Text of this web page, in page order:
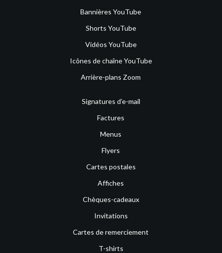
Bannières YouTube
Shorts YouTube
Vidéos YouTube
Icônes de chaîne YouTube
Arrière-plans Zoom
Signatures d’e-mail
Factures
Menus
Flyers
Cartes postales
Affiches
Chèques-cadeaux
Invitations
Cartes de remerciement
T-shirts